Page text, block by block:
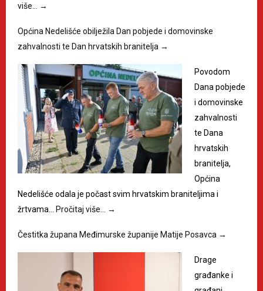
više…
→
Općina Nedelišće obilježila Dan pobjede i domovinske
zahvalnosti te Dan hrvatskih branitelja →
Povodom
Dana pobjede
i domovinske
zahvalnosti
te Dana
hrvatskih
branitelja,
Općina
Nedelišće odala je počast svim hrvatskim braniteljima i
žrtvama…
Pročitaj više… →
Čestitka župana Međimurske županije Matije Posavca →
Drage
građanke i